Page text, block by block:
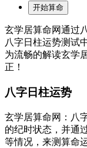
玄学居算命网通过
八字日柱运势测试
为流畅的解读玄学
正！
八字日柱运势
玄学居算命网：八
的纪时状态，并通
等情况，来测算命